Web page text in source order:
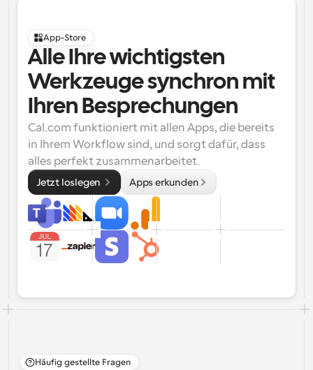
App-Store
Alle Ihre wichtigsten
Werkzeuge synchron mit
Ihren Besprechungen
Cal.com funktioniert mit allen Apps, die bereits
in Ihrem Workflow sind, und sorgt dafür, dass
alles perfekt zusammenarbeitet.
Jetzt loslegen Apps erkunden
Häufig gestellte Fragen